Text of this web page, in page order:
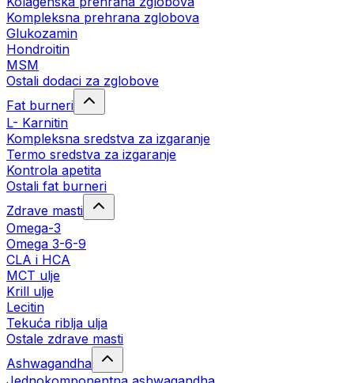
Kompleksna prehrana zglobova
Glukozamin
Hondroitin
MSM
Ostali dodaci za zglobove
Fat burneri
L- Karnitin
Kompleksna sredstva za izgaranje
Termo sredstva za izgaranje
Kontrola apetita
Ostali fat burneri
Zdrave masti
Omega-3
Omega 3-6-9
CLA i HCA
MCT ulje
Krill ulje
Lecitin
Tekuća riblja ulja
Ostale zdrave masti
Ashwagandha